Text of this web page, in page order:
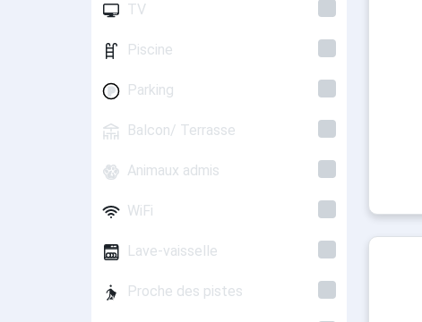
TV
Piscine
Parking
Balcon/ Terrasse
Animaux admis
WiFi
Lave-vaisselle
Proche des pistes